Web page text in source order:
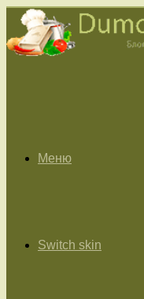
Меню
Switch skin